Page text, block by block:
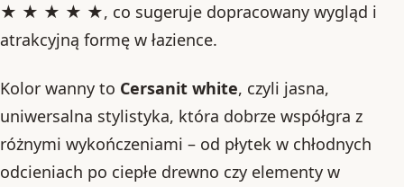
★ ★ ★ ★ ★, co sugeruje dopracowany wygląd i
atrakcyjną formę w łazience.
Kolor wanny to Cersanit white, czyli jasna,
uniwersalna stylistyka, która dobrze współgra z
różnymi wykończeniami – od płytek w chłodnych
odcieniach po ciepłe drewno czy elementy w